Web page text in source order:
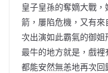
皇子皇孫的奪嫡大戰
箭，屢陷危機，又有
次出演如此霸氣的御
最牛的地方就是，戲
都能安然無恙地再次